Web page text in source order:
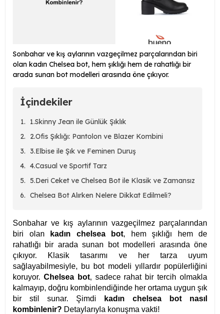
Sonbahar ve kış aylarının vazgeçilmez parçalarından biri
olan kadın Chelsea bot, hem şıklığı hem de rahatlığı bir
arada sunan bot modelleri arasında öne çıkıyor.
İçindekiler
1.Skinny Jean ile Günlük Şıklık
2.Ofis Şıklığı: Pantolon ve Blazer Kombini
3.Elbise ile Şık ve Feminen Duruş
4.Casual ve Sportif Tarz
5.Deri Ceket ve Chelsea Bot ile Klasik ve Zamansız
Chelsea Bot Alırken Nelere Dikkat Edilmeli?
Sonbahar ve kış aylarının vazgeçilmez parçalarından
biri olan
kadın chelsea bot, hem şıklığı hem de
rahatlığı bir arada sunan bot modelleri arasında öne
çıkıyor. Klasik tasarımı ve her tarza uyum
sağlayabilmesiyle, bu bot modeli yıllardır popülerliğini
koruyor. Chelsea bot, sadece rahat bir tercih olmakla
kalmayıp, doğru kombinlendiğinde her ortama uygun şık
bir stil sunar. Şimdi
kadın chelsea bot nasıl
kombinlenir? Detaylarıyla konuşma vakti!